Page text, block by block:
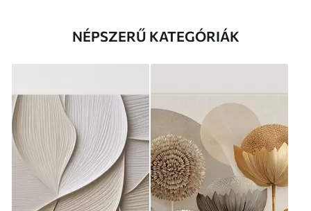
NÉPSZERŰ KATEGÓRIÁK